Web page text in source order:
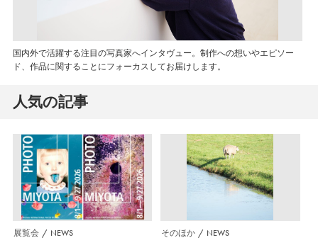
国内外で活躍する注目の写真家へインタヴュー。制作への想いやエピソー
ド、作品に関することにフォーカスしてお届けします。
人気の記事
展覧会 NEWS そのほか NEWS